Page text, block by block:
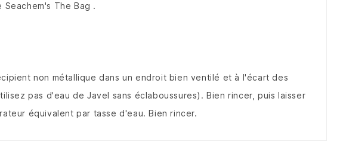
The Bag .
non métallique dans un endroit bien ventilé et à l'écart des
pas d'eau de Javel sans éclaboussures).Bien rincer, puis laisser
équivalent par tasse d'eau.Bien rincer.